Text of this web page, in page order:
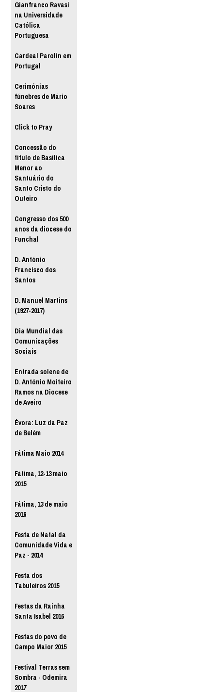
Gianfranco Ravasi
na Universidade
Católica
Portuguesa
Cardeal Parolin em
Portugal
Cerimónias
fúnebres de Mário
Soares
Click to Pray
Concessão do
título de Basílica
Menor ao
Santuário do
Santo Cristo do
Outeiro
Congresso dos 500
anos da diocese do
Funchal
D. António
Francisco dos
Santos
D. Manuel Martins
(1927-2017)
Dia Mundial das
Comunicações
Sociais
Entrada solene de
D. António Moiteiro
Ramos na Diocese
de Aveiro
Évora: Luz da Paz
de Belém
Fátima Maio 2014
Fátima, 12-13 maio
2015
Fátima, 13 de maio
2016
Festa de Natal da
Comunidade Vida e
Paz - 2014
Festa dos
Tabuleiros 2015
Festas da Rainha
Santa Isabel 2016
Festas do povo de
Campo Maior 2015
Festival Terras sem
Sombra - Odemira
2017